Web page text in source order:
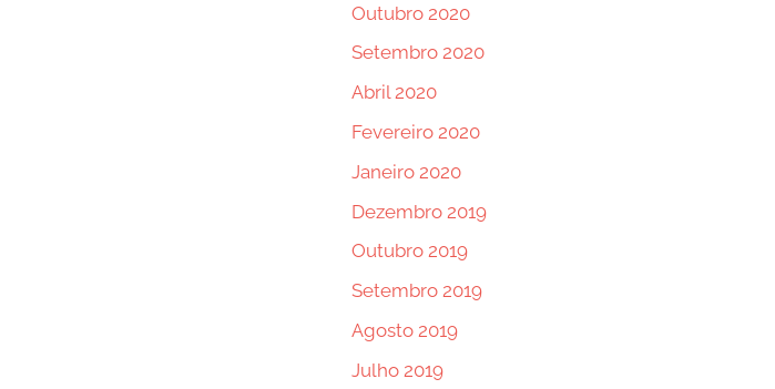
Outubro 2020
Setembro 2020
Abril 2020
Fevereiro 2020
Janeiro 2020
Dezembro 2019
Outubro 2019
Setembro 2019
Agosto 2019
Julho 2019